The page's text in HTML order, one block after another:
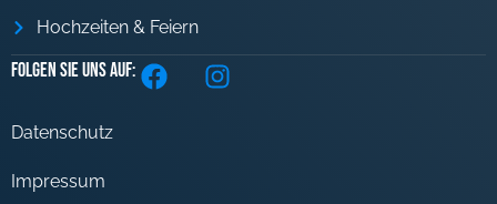
Hochzeiten & Feiern
Folgen Sie uns auf:
Datenschutz
Impressum